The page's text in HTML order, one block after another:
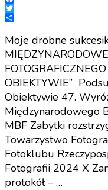
Facebook
Twitter
Share
Moje drobne
OBIEKTYWIE”
Obiektywie 47.
Międzynarodowego
MBF Zabytki
Towarzystwo
Fotoklubu
Fotografii 2024 X
protokół – …